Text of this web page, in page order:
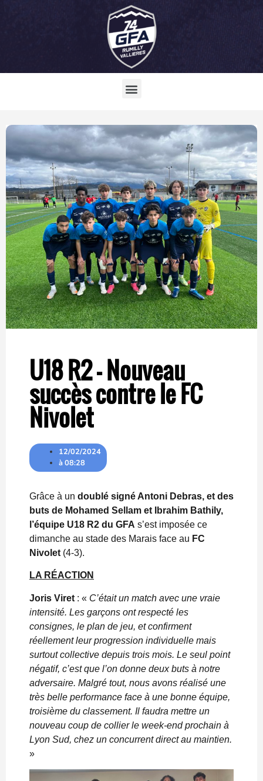
U18 R2 – Nouveau
succès contre le FC
Nivolet
12/02/2024
à08:28
Grâce à un doublé signé Antoni Debras, et des
buts de Mohamed Sellam et Ibrahim Bathily,
l’équipe U18 R2 du GFA s’est imposée ce
dimanche au stade des Marais face au FC
Nivolet (4-3).
LA RÉACTION
Joris Viret : « C’était un match avec une vraie
intensité. Les garçons ont respecté les
consignes, le plan de jeu, et confirment
réellement leur progression individuelle mais
surtout collective depuis trois mois. Le seul point
négatif, c’est que l’on donne deux buts à notre
adversaire. Malgré tout, nous avons réalisé une
très belle performance face à une bonne équipe,
troisième du classement. Il faudra mettre un
nouveau coup de collier le week-end prochain à
Lyon Sud, chez un concurrent direct au maintien.
»